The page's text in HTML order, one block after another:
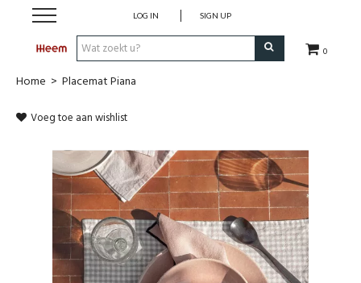
0
LOG IN SIGN UP
Shop
Onze Collecties
Outdoor
Koopjes
Home > Placemat Piana
Voeg toe aan wishlist